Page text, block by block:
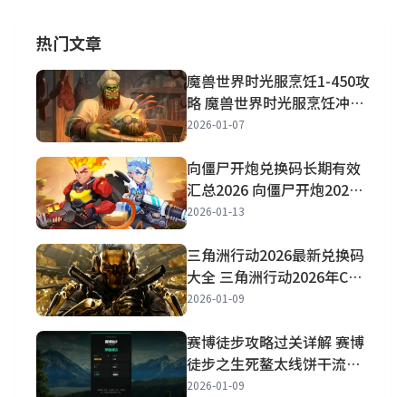
热门文章
魔兽世界时光服烹饪1-450攻
略 魔兽世界时光服烹饪冲级
攻略详解
2026-01-07
向僵尸开炮兑换码长期有效
汇总2026 向僵尸开炮2026
兑换码最新大全
2026-01-13
三角洲行动2026最新兑换码
大全 三角洲行动2026年CDK
兑换码大全
2026-01-09
赛博徒步攻略过关详解 赛博
徒步之生死鳌太线饼干流简
单通关攻略一览
2026-01-09